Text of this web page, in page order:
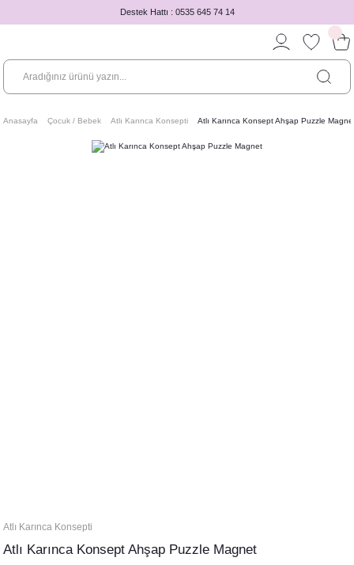
Destek Hattı : 0535 645 74 14
Anasayfa Çocuk / Bebek Atlı Karınca Konsepti Atlı Karınca Konsept Ahşap Puzzle
Atlı Karınca Konsepti
Atlı Karınca Konsept Ahşap Puzzle Magnet